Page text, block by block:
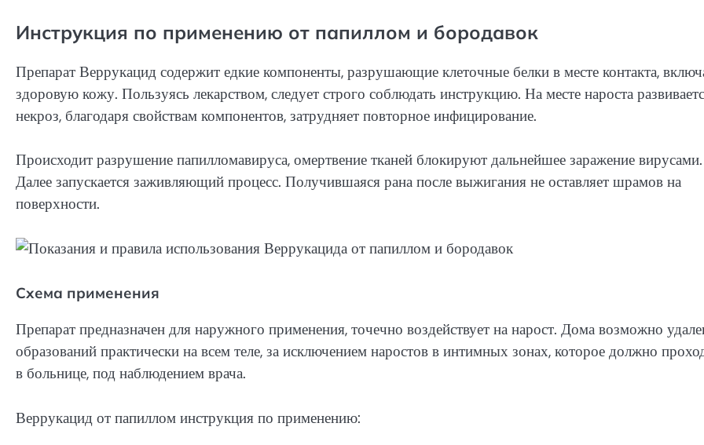
Инструкция по применению от папиллом и бородавок
Препарат Веррукацид содержит едкие компоненты, разрушающие клеточные белки в месте контакта,
здоровую кожу. Пользуясь лекарством, следует строго соблюдать инструкцию. На месте нароста
некроз, благодаря свойствам компонентов, затрудняет повторное инфицирование.
Происходит разрушение папилломавируса, омертвение тканей блокируют дальнейшее заражение вирусами.
Далее запускается заживляющий процесс. Получившаяся рана после выжигания не оставляет шрамов на
поверхности.
Схема применения
Препарат предназначен для наружного применения, точечно воздействует на нарост. Дома возможно
образований практически на всем теле, за исключением наростов в интимных зонах, которое должно
в больнице, под наблюдением врача.
Веррукацид от папиллом инструкция по применению: